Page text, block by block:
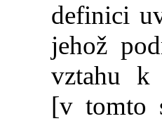
definici
jehož
vztahu k
[v tomto